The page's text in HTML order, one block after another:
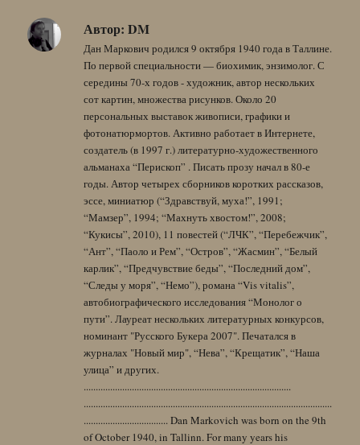
Автор: DM
Дан Маркович родился 9 октября 1940 года в Таллине.
По первой специальности — биохимик, энзимолог. С
середины 70-х годов - художник, автор нескольких
сот картин, множества рисунков. Около 20
персональных выставок живописи, графики и
фотонатюрмортов. Активно работает в Интернете,
создатель (в 1997 г.) литературно-художественного
альманаха “Перископ” . Писать прозу начал в 80-е
годы. Автор четырех сборников коротких рассказов,
эссе, миниатюр (“Здравствуй, муха!”, 1991;
“Мамзер”, 1994; “Махнуть хвостом!”, 2008;
“Кукисы”, 2010), 11 повестей (“ЛЧК”, “Перебежчик”,
“Ант”, “Паоло и Рем”, “Остров”, “Жасмин”, “Белый
карлик”, “Предчувствие беды”, “Последний дом”,
“Следы у моря”, “Немо”), романа “Vis vitalis”,
автобиографического исследования “Монолог о
пути”. Лауреат нескольких литературных конкурсов,
номинант "Русского Букера 2007". Печатался в
журналах "Новый мир", “Нева”, “Крещатик”, “Наша
улица” и других.
......................................................................................
.......................................................................................................
................................... Dan Markovich was born on the 9th
of October 1940, in Tallinn. For many years his